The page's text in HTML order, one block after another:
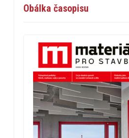
Obálka časopisu